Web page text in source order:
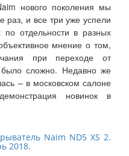
нового поколения мы
раз, и все три уже успели
отдельности в разных
мнение о том,
при переходе от
сложно. Недавно же
– в московском салоне
новинок в
Naim ND5 XS 2.
2018.